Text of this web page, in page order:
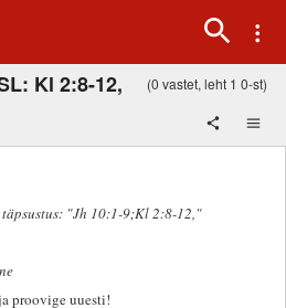
Kl 2:8-12, (0 vastet, leht 1 0-st)
"Jh 10:1-9;Kl 2:8-12,"
proovige uuesti!